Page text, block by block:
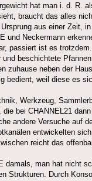
hat man i. d. R.
braucht das alles
aus einer Zeit,
und Neckermann
passiert ist es
beschichtete
zuhause neben der
bedient, weil diese es
Werkzeug,
bei CHANNEL21
andere Versuche
entwickelten
reicht das
man hat nicht
Strukturen. Durch